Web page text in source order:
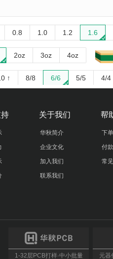
关于我们
华秋简介
企业文化
加入我们
联系我们
帮
下
付
常
1-32层PCB打样·中小批量 元器